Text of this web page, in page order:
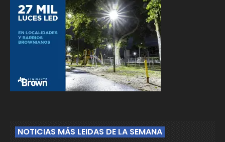
NOTICIAS MÁS LEIDAS DE LA SEMANA